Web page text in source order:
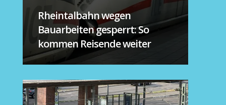
Rheintalbahn wegen
Bauarbeiten gesperrt: So
kommen Reisende weiter